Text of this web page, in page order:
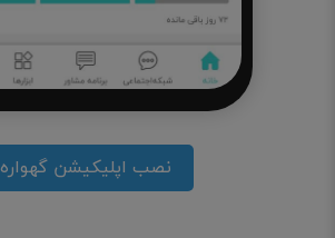
نصب اپلیکیشن گهواره